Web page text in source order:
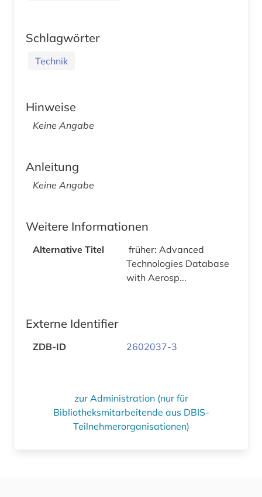
Schlagwörter
Technik
Hinweise
Keine Angabe
Anleitung
Keine Angabe
Weitere Informationen
Alternative Titel
früher: Advanced
Technologies Database
with Aerosp...
Externe Identifier
ZDB-ID 2602037-3
zur Administration (nur für
Bibliotheksmitarbeitende aus DBIS-
Teilnehmerorganisationen)